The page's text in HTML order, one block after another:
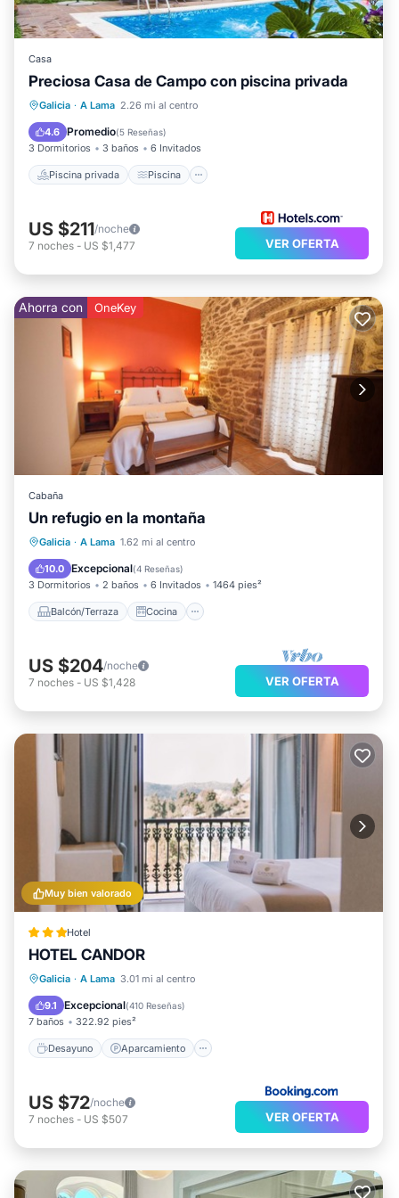
Casa
Preciosa Casa de Campo con piscina privada
Galicia · A Lama 2.26 mi al centro
4.6 Promedio(5 Reseñas)
3 Dormitorios 3 baños 6 Invitados
Piscina privada Piscina
Piscina privada
Piscina
Balcón/Terraza
US $211/noche
7 noches - US $1,477 VER OFERTA
Ahorra con OneKey
Cabaña
Un refugio en la montaña
Galicia · A Lama 1.62 mi al centro
10.0 Excepcional(4 Reseñas)
3 Dormitorios 2 baños 6 Invitados 1464 pies²
Balcón/Terraza Cocina
Balcón/Terraza
Cocina
Se admiten mascotas
US $204/noche
7 noches - US $1,428 VER OFERTA
Muy bien valorado
Hotel
HOTEL CANDOR
Galicia · A Lama 3.01 mi al centro
9.1 Excepcional(410 Reseñas)
7 baños 322.92 pies²
Desayuno Aparcamiento
Desayuno
Aparcamiento
Balcón/Terraza
US $72/noche
7 noches - US $507 VER OFERTA